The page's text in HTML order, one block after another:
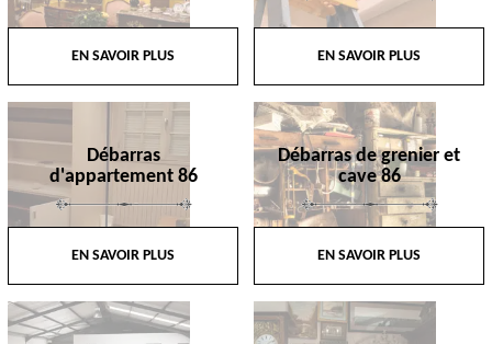
EN SAVOIR PLUS EN SAVOIR PLUS
Débarras
d'appartement 86
EN SAVOIR PLUS
Débarras de grenier et
cave 86
EN SAVOIR PLUS